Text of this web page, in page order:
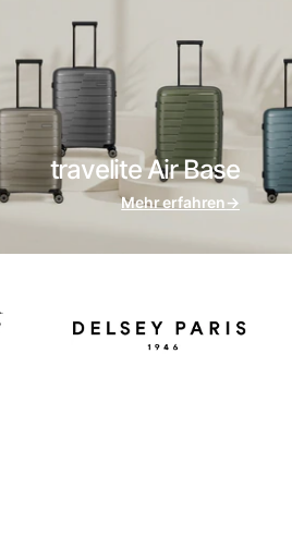
travelite Air Base
Mehr erfahren→